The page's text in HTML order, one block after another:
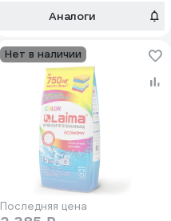
Аналоги
Нет в наличии
Последняя цена